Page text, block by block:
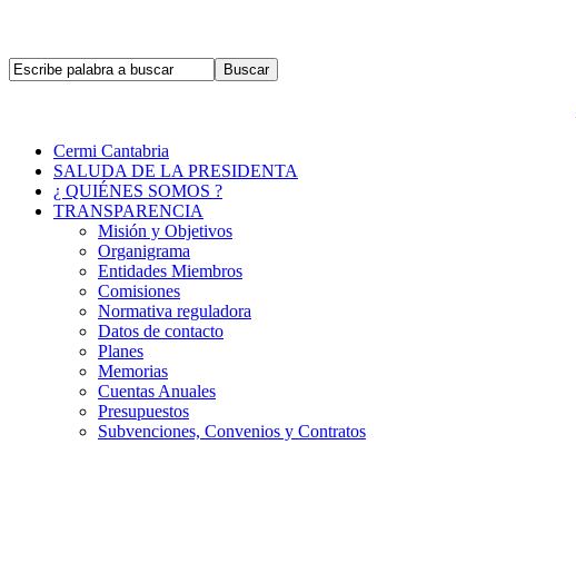
Cermi Cantabria
SALUDA DE LA PRESIDENTA
¿ QUIÉNES SOMOS ?
TRANSPARENCIA
Misión y Objetivos
Organigrama
Entidades Miembros
Comisiones
Normativa reguladora
Datos de contacto
Planes
Memorias
Cuentas Anuales
Presupuestos
Subvenciones, Convenios y Contratos